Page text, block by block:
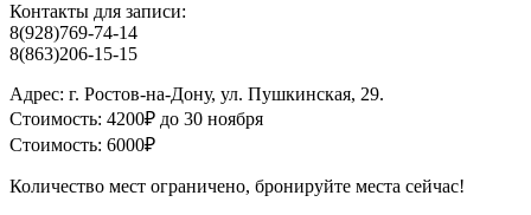
Контакты для записи:
8(928)769-74-14
8(863)206-15-15
Адрес: г. Ростов-на-Дону, ул. Пушкинская, 29.
Стоимость: 4200₽ до 30 ноября
Стоимость: 6000₽
Количество мест ограничено, бронируйте места сейчас!